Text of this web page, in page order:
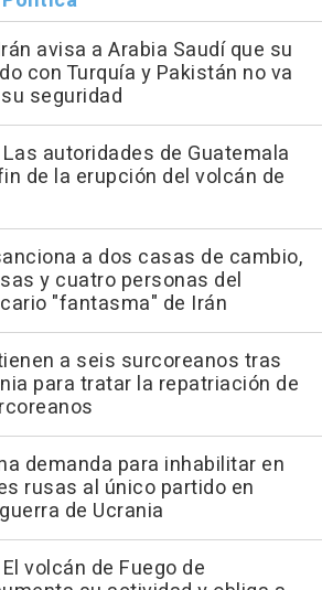
avisa a Arabia Saudí que su
con Turquía y Pakistán no va
seguridad
autoridades de Guatemala
de la erupción del volcán de
a dos casas de cambio,
y cuatro personas del
"fantasma" de Irán
a seis surcoreanos tras
para tratar la repatriación de
demanda para inhabilitar en
rusas al único partido en
de Ucrania
volcán de Fuego de